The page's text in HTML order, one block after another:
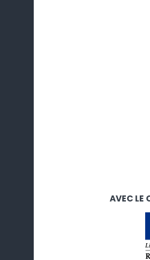
AVEC LE